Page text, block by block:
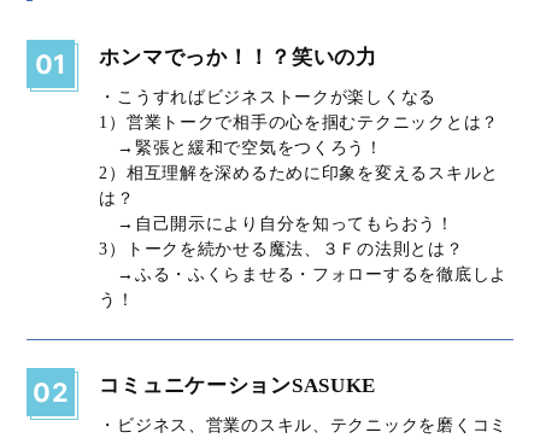
01 ホンマでっか！！？笑いの力
・こうすればビジネストークが楽しくなる
1）営業トークで相手の心を掴むテクニックとは？​
→緊張と緩和で空気をつくろう！​
2）相互理解を深めるために印象を変えるスキルと
は？​
→自己開示により自分を知ってもらおう！​
3）トークを続かせる魔法、３Ｆの法則とは？​
→ふる・ふくらませる・フォローするを徹底しよ
う！​
02 コミュニケーションSASUKE
・ビジネス、営業のスキル、テクニックを磨くコミ